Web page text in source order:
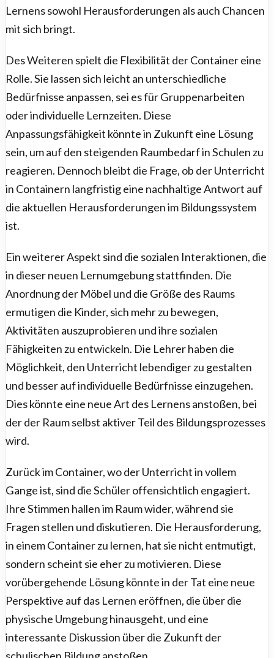
Lernens sowohl Herausforderungen als auch Chancen
mit sich bringt.
Des Weiteren spielt die Flexibilität der Container eine
Rolle. Sie lassen sich leicht an unterschiedliche
Bedürfnisse anpassen, sei es für Gruppenarbeiten
oder individuelle Lernzeiten. Diese
Anpassungsfähigkeit könnte in Zukunft eine Lösung
sein, um auf den steigenden Raumbedarf in Schulen zu
reagieren. Dennoch bleibt die Frage, ob der Unterricht
in Containern langfristig eine nachhaltige Antwort auf
die aktuellen Herausforderungen im Bildungssystem
ist.
Ein weiterer Aspekt sind die sozialen Interaktionen, die
in dieser neuen Lernumgebung stattfinden. Die
Anordnung der Möbel und die Größe des Raums
ermutigen die Kinder, sich mehr zu bewegen,
Aktivitäten auszuprobieren und ihre sozialen
Fähigkeiten zu entwickeln. Die Lehrer haben die
Möglichkeit, den Unterricht lebendiger zu gestalten
und besser auf individuelle Bedürfnisse einzugehen.
Dies könnte eine neue Art des Lernens anstoßen, bei
der der Raum selbst aktiver Teil des Bildungsprozesses
wird.
Zurück im Container, wo der Unterricht in vollem
Gange ist, sind die Schüler offensichtlich engagiert.
Ihre Stimmen hallen im Raum wider, während sie
Fragen stellen und diskutieren. Die Herausforderung,
in einem Container zu lernen, hat sie nicht entmutigt,
sondern scheint sie eher zu motivieren. Diese
vorübergehende Lösung könnte in der Tat eine neue
Perspektive auf das Lernen eröffnen, die über die
physische Umgebung hinausgeht, und eine
interessante Diskussion über die Zukunft der